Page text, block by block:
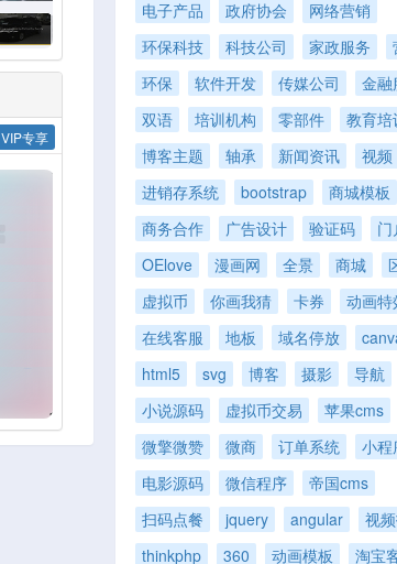
VIP专享
电子产品
政府协会
网络营销
环保科技
科技公司 家政服务
环保
软件开发 传媒公司
金融
双语
培训机构 零部件
教育培
博客主题
轴承 新闻资讯
视频
进销存系统
bootstrap
商城模板
商务合作
广告设计 验证码
门
OElove
漫画网 全景 商城
虚拟币
你画我猜 卡券
动画特
在线客服
地板 域名停放
html5
svg 博客 摄影
导航
小说源码
虚拟币交易
苹果cms
微擎微赞
微商 订单系统
小程
电影源码
微信程序
帝国cms
扫码点餐
jquery angular
视
thinkphp
360 动画模板 淘宝